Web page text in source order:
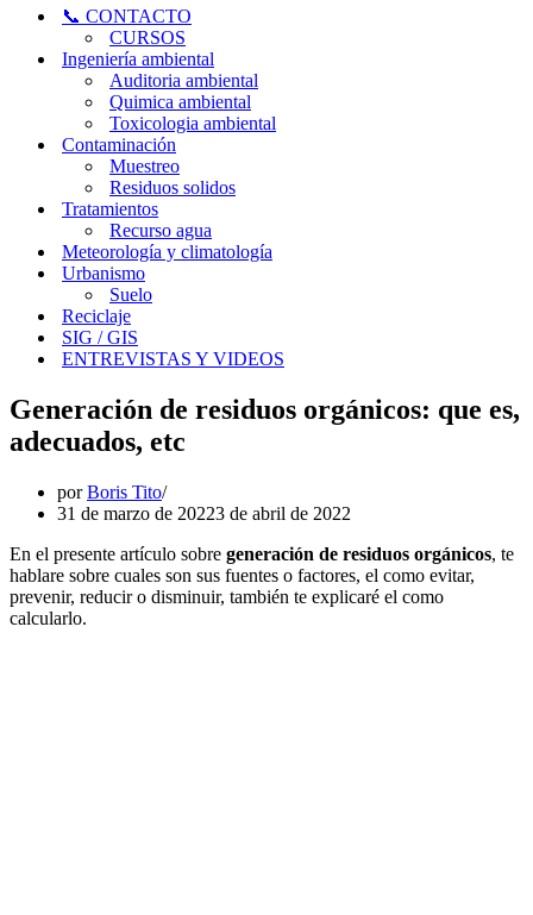
navegación📞 CONTACTO
CURSOS
Ingeniería ambiental
Auditoria ambiental
Quimica ambiental
Toxicologia ambiental
Contaminación
Muestreo
Residuos solidos
Tratamientos
Recurso agua
Meteorología y climatología
Urbanismo
Suelo
Reciclaje
SIG / GIS
ENTREVISTAS Y VIDEOS
Generación de residuos orgánicos: que es,
adecuados, etc
porBoris Tito
31 de marzo de 20223 de abril de 2022
En el presente artículo sobre generación de residuos orgánicos, te
hablare sobre cuales son sus fuentes o factores, el como evitar,
prevenir, reducir o disminuir, también te explicaré el como
calcularlo.